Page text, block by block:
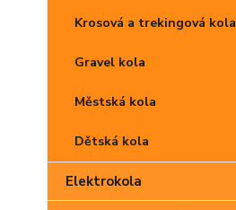
Krosová a trekingová kola
Gravel kola
Městská kola
Dětská kola
Elektrokola